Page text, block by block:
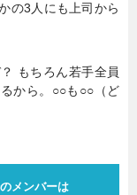
の3人にも上司から
もちろん若手全員
から。○○も○○（ど
メンバーは